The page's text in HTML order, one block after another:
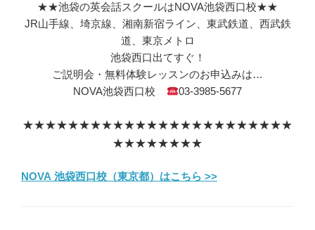
★★池袋の英会話スクールはNOVA池袋西口校★★
JR山手線、埼京線、湘南新宿ライン、東武鉄道、西武鉄
道、東京メトロ
池袋西口出てすぐ！
ご説明会・無料体験レッスンのお申込みは…
NOVA池袋西口校
03-3985-5677
★★★★★★★★★★★★★★★★★★★★★★★★
★★★★★★★★
NOVA 池袋西口校（東京都）はこちら >>